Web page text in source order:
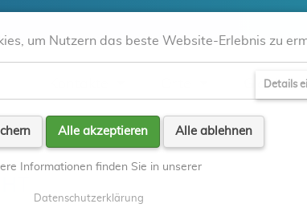
Glauben
um Nutzern das beste Website-Erlebnis zu
Details
Alle akzeptieren Alle ablehnen
Informationen finden Sie in unserer
Datenschutzerklärung